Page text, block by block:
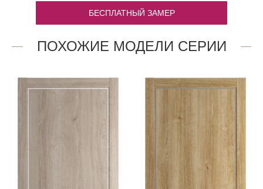
БЕСПЛАТНЫЙ ЗАМЕР
ПОХОЖИЕ МОДЕЛИ СЕРИИ